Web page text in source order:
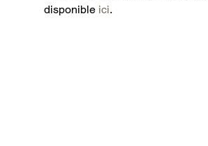
disponible ici.